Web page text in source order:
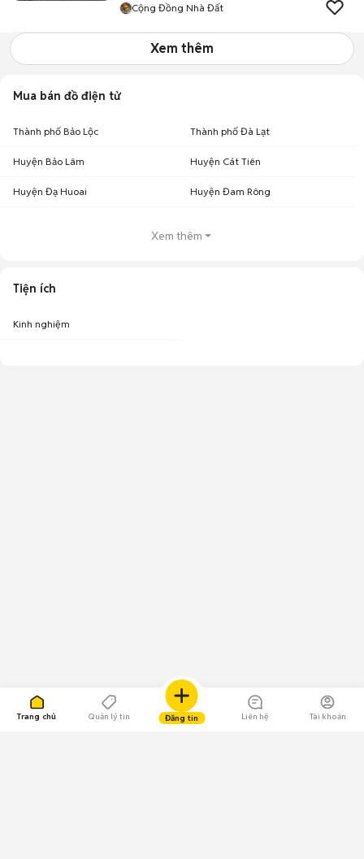
Trang chủ Quản lý tin Đăng tin Liên hệ Tài khoản
Cộng Đồng Nhà Đất
Xem thêm
Mua bán đồ điện tử
Thành phố Bảo Lộc Thành phố Đà Lạt
Huyện Bảo Lâm Huyện Cát Tiên
Huyện Đạ Huoai Huyện Đam Rông
Xem thêm
Tiện ích
Kinh nghiệm